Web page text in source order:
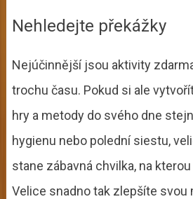
Nehledejte překážky
Nejúčinnější jsou aktivity
trochu času. Pokud si ale
hry a metody do svého dne
hygienu nebo polední siestu,
stane zábavná chvilka, na
Velice snadno tak zlepšíte svou